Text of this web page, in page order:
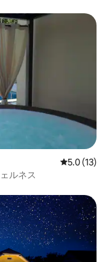
レビュー13
5.0 (13)
ルネス